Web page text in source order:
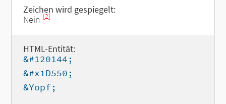
Zeichen wird gespiegelt:
Nein [2]
HTML-Entität:
&#120144;
&#x1D550;
&Yopf;